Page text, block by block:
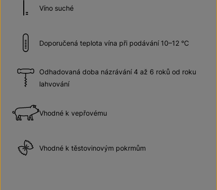
Víno suché
Doporučená teplota vína při podávání 10–12 °C
Odhadovaná doba názrávání 4 až 6 roků od roku
lahvování
Vhodné k vepřovému
Vhodné k těstovinovým pokrmům